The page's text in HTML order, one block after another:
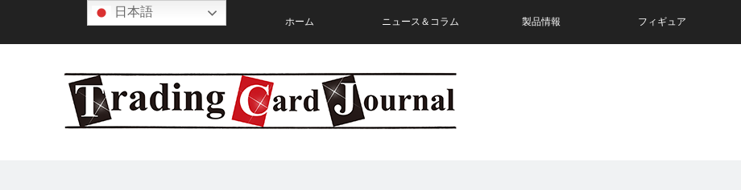
ホーム ニュース＆コラム 製品情報 フィギュア
日本語